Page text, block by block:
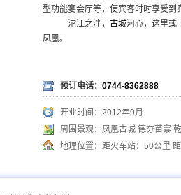
型功能宴会厅等，使宾客时时享受到
沱江之泮， 古城河心，这里或
凤凰。
预订电话： 0744-8362888
开业时间：2012年9月
周围景观：凤凰古城 德夯苗寨
地理位置：距火车站：50公里